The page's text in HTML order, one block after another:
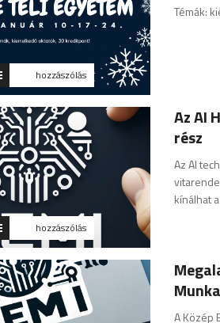
hozzászólás
Témák:
hozzászólás
Az AI
rész
Az AI
kínálhat
A Közép